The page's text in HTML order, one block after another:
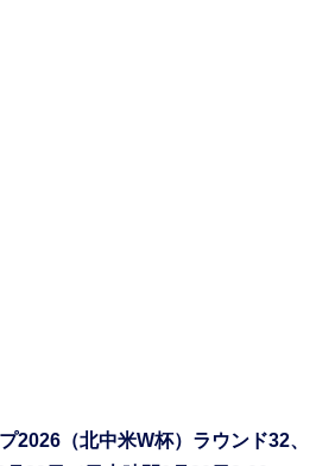
2026（北中米W杯）ラウンド32、